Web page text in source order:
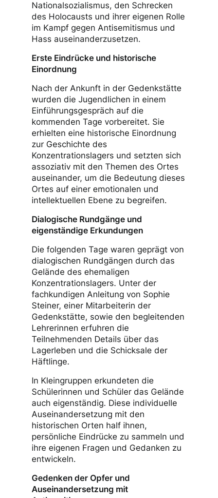
Nationalsozialismus, den Schrecken
des Holocausts und ihrer eigenen Rolle
im Kampf gegen Antisemitismus und
Hass auseinanderzusetzen.
Erste Eindrücke und historische
Einordnung
Nach der Ankunft in der Gedenkstätte
wurden die Jugendlichen in einem
Einführungsgespräch auf die
kommenden Tage vorbereitet. Sie
erhielten eine historische Einordnung
zur Geschichte des
Konzentrationslagers und setzten sich
assoziativ mit den Themen des Ortes
auseinander, um die Bedeutung dieses
Ortes auf einer emotionalen und
intellektuellen Ebene zu begreifen.
Dialogische Rundgänge und
eigenständige Erkundungen
Die folgenden Tage waren geprägt von
dialogischen Rundgängen durch das
Gelände des ehemaligen
Konzentrationslagers. Unter der
fachkundigen Anleitung von Sophie
Steiner, einer Mitarbeiterin der
Gedenkstätte, sowie den begleitenden
Lehrerinnen erfuhren die
Teilnehmenden Details über das
Lagerleben und die Schicksale der
Häftlinge.
In Kleingruppen erkundeten die
Schülerinnen und Schüler das Gelände
auch eigenständig. Diese individuelle
Auseinandersetzung mit den
historischen Orten half ihnen,
persönliche Eindrücke zu sammeln und
ihre eigenen Fragen und Gedanken zu
entwickeln.
Gedenken der Opfer und
Auseinandersetzung mit